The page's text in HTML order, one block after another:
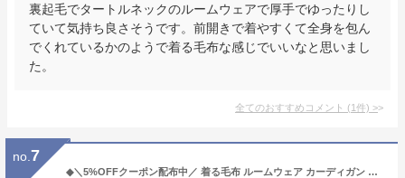
裏起毛でタートルネックのルームウェアで厚手でゆったりし
ていて気持ち良さそうです。前開きで着やすくて全身を包ん
でくれているかのようで着る毛布な感じでいいなと思いまし
た。
全てのおすすめコメント (1件) >
no. 7
◆＼5%OFFクーポン配布中／ 着る毛布 ルームウェア カーディガン レディース ガウン ロング ナイトガウン もこもこ ふわふわ フルーフィー 毛布 ワンピース パジャマ FLUFFY 部屋着 おしゃれ 冬 ロング丈 暖かい かわいい 可愛い 大人 BKBK ◆